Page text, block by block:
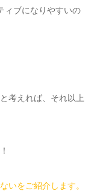
ィブになりやすいの
考えれば、それ以上
いをご紹介します。